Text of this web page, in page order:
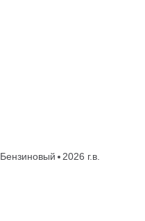
Бензиновый
2026 г.в.